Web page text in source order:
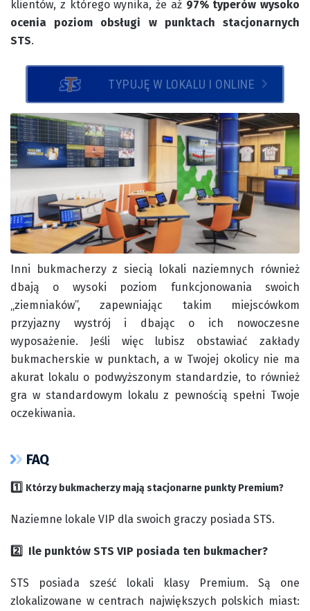
klientów, z którego wynika, że aż97% typerów wysoko
ocenia poziom obsługi w punktach stacjonarnych
STS.
TYPUJĘ W LOKALU I ONLINE
Inni bukmacherzy z siecią lokali naziemnych również
dbają o wysoki poziom funkcjonowania swoich
„ziemniaków”, zapewniając takim miejscówkom
przyjazny wystrój i dbając o ich nowoczesne
wyposażenie. Jeśli więc lubisz obstawiać zakłady
bukmacherskie w punktach, a w Twojej okolicy nie ma
akurat lokalu o podwyższonym standardzie, to również
gra w standardowym lokalu z pewnością spełni Twoje
oczekiwania.
FAQ
1️⃣ Którzy bukmacherzy mają stacjonarne punkty Premium?
Naziemne lokale VIP dla swoich graczy posiada STS.
2️⃣ Ile punktów STS VIP posiada ten bukmacher?
STS posiada sześć lokali klasy Premium. Są one
zlokalizowane w centrach największych polskich miast: